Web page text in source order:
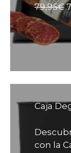
79,95€
Caja
con la